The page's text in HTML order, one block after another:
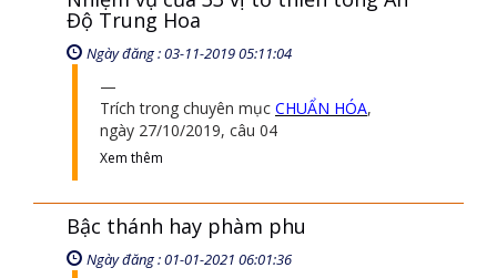
Độ Trung Hoa
Ngày đăng : 03-11-2019 05:11:04
Trích trong chuyên mục CHUẨN HÓA,
ngày 27/10/2019, câu 04
Xem thêm
Bậc thánh hay phàm phu
Ngày đăng : 01-01-2021 06:01:36